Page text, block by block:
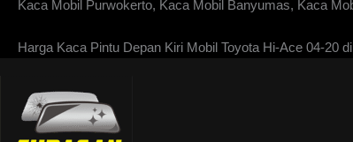
Kaca Mobil Purwokerto, Kaca Mobil Banyumas, Kaca
Harga Kaca Pintu Depan Kiri Mobil Toyota Hi-Ace 04-20